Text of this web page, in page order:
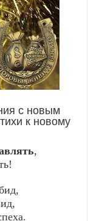
с новым
к новому
,